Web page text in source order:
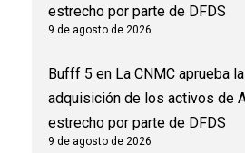
estrecho por parte de DFDS
9 de agosto de 2026
Bufff 5 en La CNMC aprueba
adquisición de los activos de
estrecho por parte de DFDS
9 de agosto de 2026